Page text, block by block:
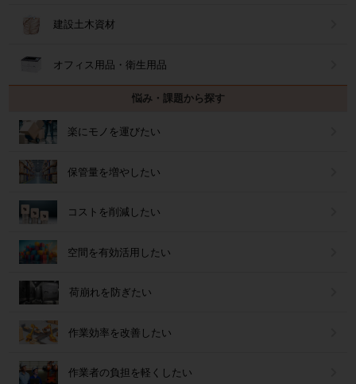
建設土木資材
オフィス用品・衛生用品
悩み・課題から探す
楽にモノを運びたい
保管量を増やしたい
コストを削減したい
空間を有効活用したい
荷崩れを防ぎたい
作業効率を改善したい
作業者の負担を軽くしたい